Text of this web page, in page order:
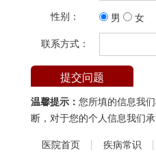
性别： 男 女
联系方式：
温馨提示： 您所填的信息我
断，对于您的个人信息我们
医院首页 疾病常识